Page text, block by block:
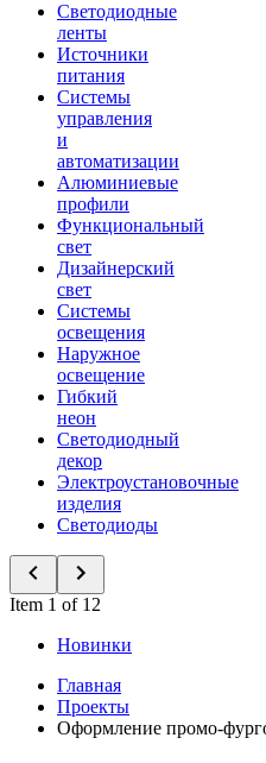
Светодиодные
ленты
Источники
питания
Системы
управления
и
автоматизации
Алюминиевые
профили
Функциональный
свет
Дизайнерский
свет
Системы
освещения
Наружное
освещение
Гибкий
неон
Светодиодный
декор
Электроустановочные
изделия
Светодиоды
Item 1 of 12
Новинки
Главная
Проекты
Оформление промо-